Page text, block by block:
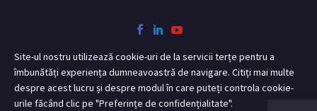
Site-ul nostru utilizează cookie-uri de la servicii terțe pentru a
îmbunătăți experiența dumneavoastră de navigare. Citiți mai multe
despre acest lucru și despre modul în care puteți controla cookie-
urile făcând clic pe "Preferințe de confidențialitate".